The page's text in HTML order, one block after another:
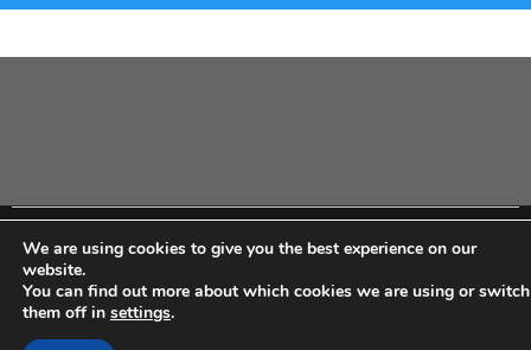
Copyright MHWeb © 2018 - Privacy & GDPR - Cookie Policy -
We are using cookies to give you the best experience on our
website.
You can find out more about which cookies we are using or switch
them off in settings.